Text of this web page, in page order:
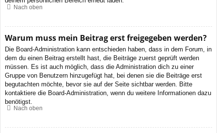
Nach oben
Warum muss mein Beitrag erst freigegeben werden?
Die Board-Administration kann entschieden haben, dass in dem Forum, in
dem du einen Beitrag erstellt hast, die Beiträge zuerst geprüft werden
müssen. Es ist auch möglich, dass die Administration dich zu einer
Gruppe von Benutzern hinzugefügt hat, bei denen sie die Beiträge erst
begutachten möchte, bevor sie auf der Seite sichtbar werden. Bitte
kontaktiere die Board-Administration, wenn du weitere Informationen dazu
benötigst.
Nach oben